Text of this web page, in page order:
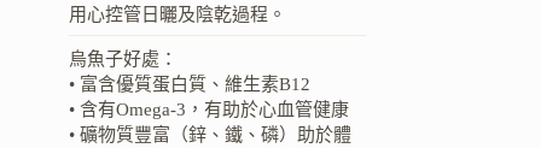
用心控管日曬及陰乾過程。
烏魚子好處：
• 富含優質蛋白質、維生素B12
• 含有Omega-3，有助於心血管健康
• 礦物質豐富（鋅、鐵、磷）助於體